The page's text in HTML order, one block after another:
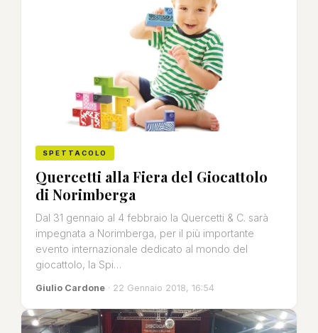
SPETTACOLO
Quercetti alla Fiera del Giocattolo
di Norimberga
Dal 31 gennaio al 4 febbraio la Quercetti & C. sarà
impegnata a Norimberga, per il più importante
evento internazionale dedicato al mondo del
giocattolo, la Spi…
Giulio Cardone · 22 Gennaio 2018, 16:54